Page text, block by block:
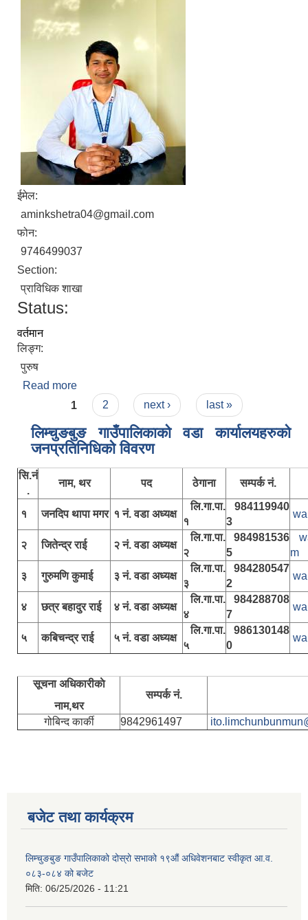
ईमेल:
aminkshetra04@gmail.com
फोन:
9746499037
Section:
प्राविधिक शाखा
Status:
वर्तमान
लिङ्ग:
पुरुष
Read more
Pages
1 2 next › last »
लिम्चुङबुङ गाउँपालिकाकाे वडा कार्यालयहरुकाे
जनप्रतिनिधिकाे विवरण
सि.नं
.
नाम, थर पद ठेगाना सम्पर्क नं.
१ जनदिप थापा मगर १ नं. वडा अध्यक्ष
लि.गा.पा.
१
984119940
3
२ जितेन्द्र राई २ नं. वडा अध्यक्ष
लि.गा.पा.
२
984981536
5
m
३
गुरुमणि कुमाई ३ नं. वडा अध्यक्ष
लि.गा.पा.
३
984280547
2
४ छत्र बहादुर राई ४ नं. वडा अध्यक्ष
लि.गा.पा.
४
984288708
7
५ कबिचन्द्र राई ५ नं. वडा अध्यक्ष
लि.गा.पा.
५
986130148
0
सूचना अधिकारीकाे
नाम,थर
सम्पर्क नं.
गोबिन्द कार्की 9842961497
बजेट तथा कार्यक्रम
लिम्चुङबुङ गाउँपालिकाको दोस्रो सभाको १९औं अधिवेशनबाट स्वीकृत आ.व.
०८३-०८४ को बजेट
मिति: 06/25/2026 - 11:21